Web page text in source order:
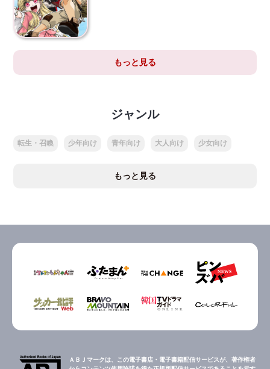
もっと見る
ジャンル
転生・召喚 少年向け 青年向け 大人向け 少女向け
もっと見る
ＡＢＪマークは、この電子書店・電子書籍配信サービスが、著作権者